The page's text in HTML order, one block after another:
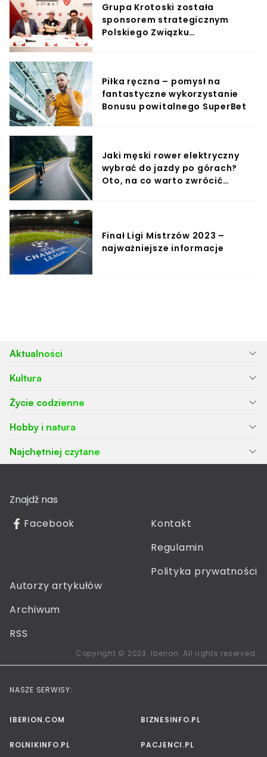
Grupa Krotoski została
sponsorem strategicznym
Polskiego Związku
Piłka ręczna – pomysł na
fantastyczne wykorzystanie
Bonusu powitalnego SuperBet
Jaki męski rower elektryczny
wybrać do jazdy po górach?
Oto, na co warto zwrócić
Finał Ligi Mistrzów 2023 –
najważniejsze informacje
Aktualności
Kultura
Życie codzienne
Hobby i natura
Najchętniej czytane
Znajdź nas
Facebook
Kontakt
Regulamin
Polityka prywatności
Autorzy artykułów
Archiwum
RSS
Copyright © 2023. Iberion. All rights reserved.
NASZE SERWISY:
IBERION.COM BIZNESINFO.PL
ROLNIKINFO.PL PACJENCI.PL